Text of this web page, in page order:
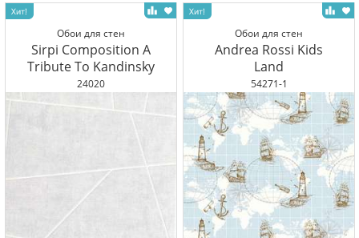
Обои для стен
Sirpi Composition A
Tribute To Kandinsky
24020
Обои для стен
Andrea Rossi Kids
Land
54271-1